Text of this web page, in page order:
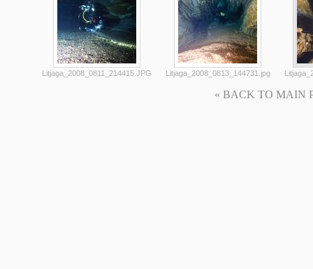
Litjaga_2008_0811_214415.JPG Litjaga_2008_0813_144731.jpg
« BACK TO MAIN